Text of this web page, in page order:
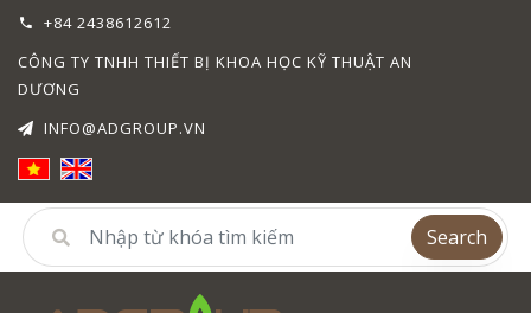
+84 2438612612
CÔNG TY TNHH THIẾT BỊ KHOA HỌC KỸ THUẬT AN
DƯƠNG
INFO@ADGROUP.VN
Search